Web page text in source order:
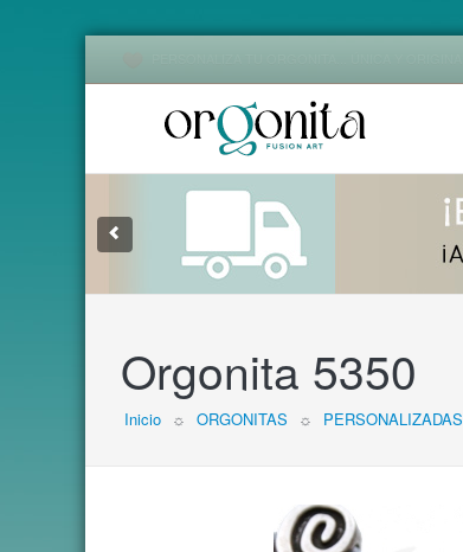
Orgonita 5350
Inicio ☼ ORGONITAS ☼ PERSONALIZADAS